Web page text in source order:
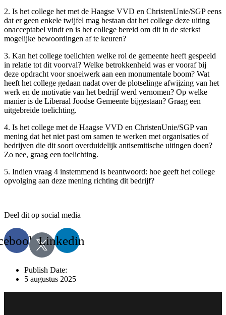
2. Is het college het met de Haagse VVD en ChristenUnie/SGP eens
dat er geen enkele twijfel mag bestaan dat het college deze uiting
onacceptabel vindt en is het college bereid om dit in de sterkst
mogelijke bewoordingen af te keuren?
3. Kan het college toelichten welke rol de gemeente heeft gespeeld
in relatie tot dit voorval? Welke betrokkenheid was er vooraf bij
deze opdracht voor snoeiwerk aan een monumentale boom? Wat
heeft het college gedaan nadat over de plotselinge afwijzing van het
werk en de motivatie van het bedrijf werd vernomen? Op welke
manier is de Liberaal Joodse Gemeente bijgestaan? Graag een
uitgebreide toelichting.
4. Is het college met de Haagse VVD en ChristenUnie/SGP van
mening dat het niet past om samen te werken met organisaties of
bedrijven die dit soort overduidelijk antisemitische uitingen doen?
Zo nee, graag een toelichting.
5. Indien vraag 4 instemmend is beantwoord: hoe geeft het college
opvolging aan deze mening richting dit bedrijf?
Deel dit op social media
Linkedin
Publish Date:
5 augustus 2025